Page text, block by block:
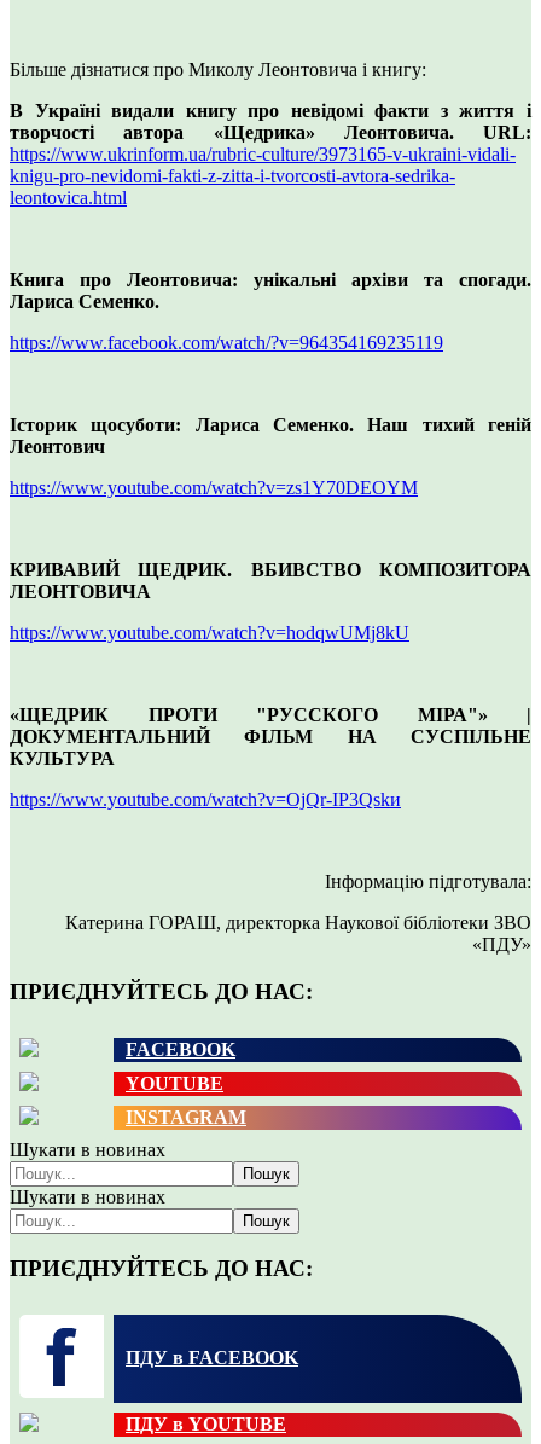
Більше дізнатися про Миколу Леонтовича і книгу:
В Україні видали книгу про невідомі факти з життя і
творчості автора «Щедрика» Леонтовича. URL:
https://www.ukrinform.ua/rubric-culture/3973165-v-ukraini-vidali-
knigu-pro-nevidomi-fakti-z-zitta-i-tvorcosti-avtora-sedrika-
leontovica.html
Книга про Леонтовича: унікальні архіви та спогади.
Лариса Семенко.
https://www.facebook.com/watch/?v=964354169235119
Історик щосуботи: Лариса Семенко. Наш тихий геній
Леонтович
https://www.youtube.com/watch?v=zs1Y70DEOYM
КРИВАВИЙ ЩЕДРИК. ВБИВСТВО КОМПОЗИТОРА
ЛЕОНТОВИЧА
https://www.youtube.com/watch?v=hodqwUMj8kU
«ЩЕДРИК ПРОТИ "РУССКОГО МІРА"» |
ДОКУМЕНТАЛЬНИЙ ФІЛЬМ НА СУСПІЛЬНЕ
КУЛЬТУРА
https://www.youtube.com/watch?v=OjQr-IP3Qskи
Інформацію підготувала:
Катерина ГОРАШ, директорка Наукової бібліотеки ЗВО
«ПДУ»
ПРИЄДНУЙТЕСЬ ДО НАС:
FACEBOOK
YOUTUBE
INSTAGRAM
Шукати в новинах
Пошук
Шукати в новинах
Пошук
ПРИЄДНУЙТЕСЬ ДО НАС:
ПДУ в FACEBOOK
ПДУ в YOUTUBE